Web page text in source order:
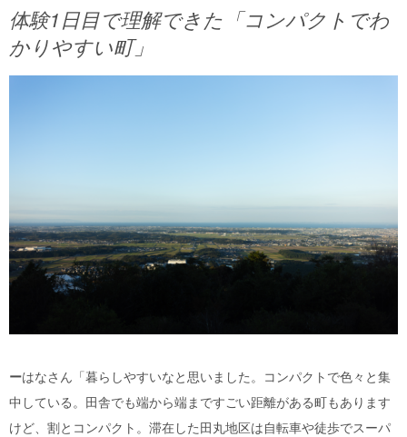
体験1日目で理解できた「コンパクトでわ
かりやすい町」
ーはなさん「暮らしやすいなと思いました。コンパクトで色々と集
中している。田舎でも端から端まですごい距離がある町もあります
けど、割とコンパクト。滞在した田丸地区は自転車や徒歩でスーパ